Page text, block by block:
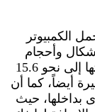
الكمبيوتر
وأحجام
متعددة، ولكن أفضلها تلك التي تصل سعتها إلى نحو 15.6
أيضاً، كما أن
بداخلها، حيث